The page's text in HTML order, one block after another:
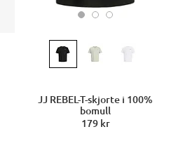
JJ REBEL-T-skjorte i 100%
bomull
179 kr